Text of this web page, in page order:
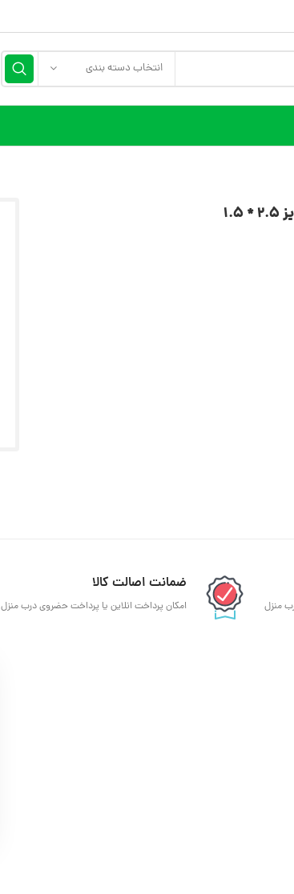
انتخاب دسته بندی
منزل
ضمانت اصالت کالا
امکان پرداخت انلاین یا پرداخت حضروی درب منزل